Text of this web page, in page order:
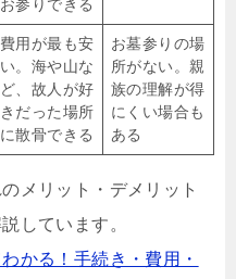
お参りできる
費用が最も安
い。海や山な
ど、故人が好
きだった場所
に散骨できる
お墓参りの場
所がない。親
族の理解が得
にくい場合も
ある
メリット・デメリット
しています。
かる！手続き・費用・